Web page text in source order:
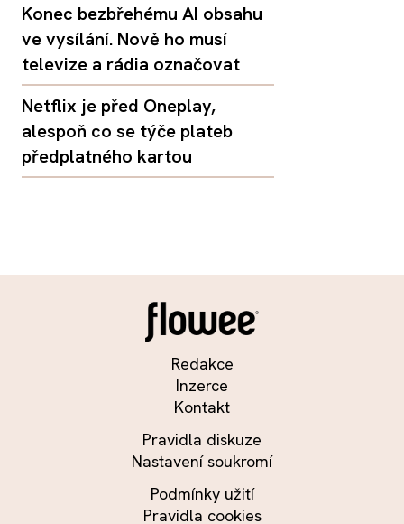
Konec bezbřehému AI obsahu
ve vysílání. Nově ho musí
televize a rádia označovat
Netflix je před Oneplay,
alespoň co se týče plateb
předplatného kartou
Redakce
Inzerce
Kontakt
Pravidla diskuze
Nastavení soukromí
Podmínky užití
Pravidla cookies